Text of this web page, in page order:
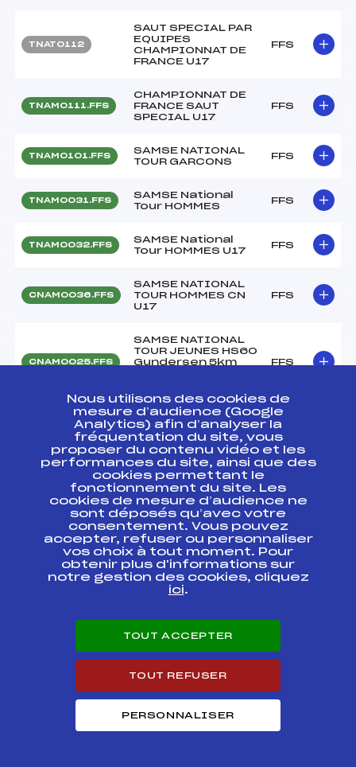
TNAT0112
SAUT SPECIAL PAR
EQUIPES
CHAMPIONNAT DE
FRANCE U17
FFS
TNAM0111.FFS
CHAMPIONNAT DE
FRANCE SAUT
SPECIAL U17
FFS
TNAM0101.FFS
SAMSE NATIONAL
TOUR GARCONS
FFS
TNAM0031.FFS
SAMSE National
Tour HOMMES
FFS
TNAM0032.FFS
SAMSE National
Tour HOMMES U17
FFS
CNAM0036.FFS
SAMSE NATIONAL
TOUR HOMMES CN
U17
FFS
CNAM0025.FFS
SAMSE NATIONAL
TOUR JEUNES HS60
Gundersen 5km
FFS
TNAM0021.FFS
SAMSE NATIONAL
TOUR JEUNES HS60
HOMMES CHAUX
NEUVE 30/12/2016
FFS
CNAM0014.FFS
SAMSE National
Tour U17 Combine
Nordique
TNAM0011.FFS
SAMSE NATIONAL
TOUR AUTRANS
SAUT SPECIAL
FFS
SAMSE SAUT NATIONAL TOUR U17 HOMMES
SAMSE SAUT NATIONAL TOUR A SENIORS
Nous utilisons des cookies de
mesure d’audience (Google
Analytics) afin d’analyser la
fréquentation du site, vous
proposer du contenu vidéo et les
performances du site, ainsi que des
cookies permettant le
fonctionnement du site. Les
cookies de mesure d’audience ne
sont déposés qu’avec votre
consentement. Vous pouvez
accepter, refuser ou personnaliser
vos choix à tout moment. Pour
obtenir plus d'informations sur
notre gestion des cookies, cliquez
ici.
TOUT ACCEPTER
TOUT REFUSER
PERSONNALISER